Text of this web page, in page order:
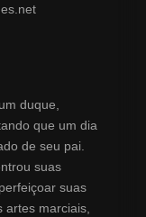
duque,
que um dia
de seu pai.
suas
suas
artes marciais,